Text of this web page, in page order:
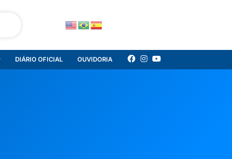
DIÁRIO OFICIAL OUVIDORIA